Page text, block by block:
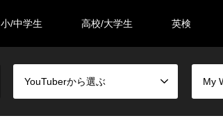
小/中学生 高校/大学生 英検
YouTuberから選ぶ My